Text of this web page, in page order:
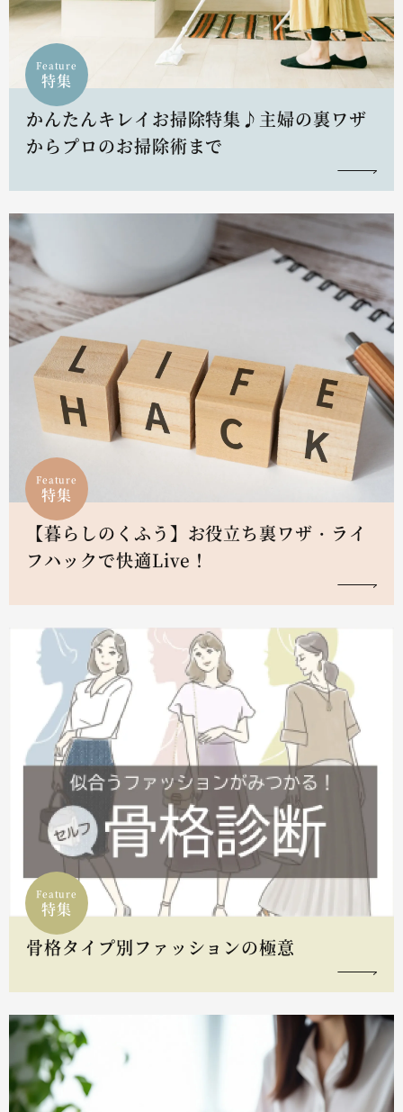
Feature
特集
かんたんキレイお掃除特集♪主婦の裏ワザ
からプロのお掃除術まで
Feature
特集
【暮らしのくふう】お役立ち裏ワザ・ライ
フハックで快適Live！
Feature
特集
骨格タイプ別ファッションの極意